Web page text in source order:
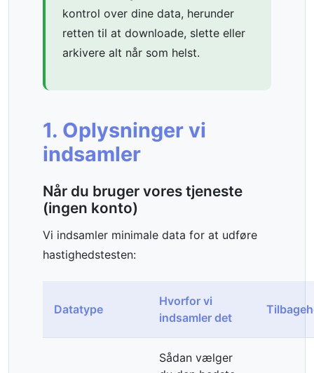
kontrol over dine data, herunder
retten til at downloade, slette eller
arkivere alt når som helst.
1. Oplysninger vi
indsamler
Når du bruger vores tjeneste
(ingen konto)
Vi indsamler minimale data for at udføre
hastighedstesten:
Datatype
Hvorfor vi
indsamler det
Sådan vælger